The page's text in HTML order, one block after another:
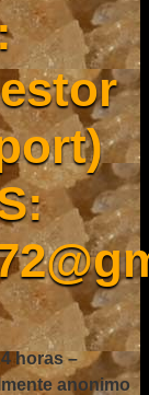
horas –
anonimo